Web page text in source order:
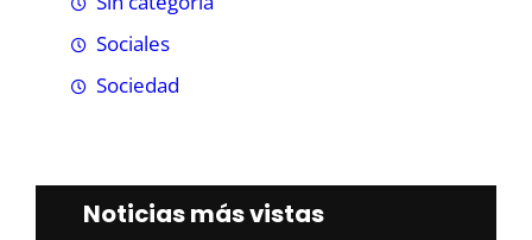
Sociales
Sociedad
Noticias más vistas